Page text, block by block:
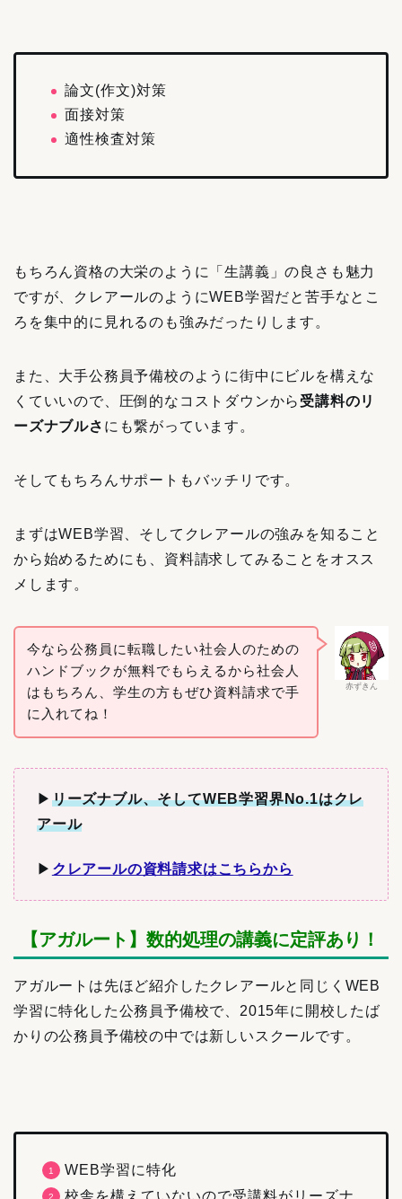
論文(作文)対策
面接対策
適性検査対策
もちろん資格の大栄のように「生講義」の良さも魅力
ですが、クレアールのようにWEB学習だと苦手なとこ
ろを集中的に見れるのも強みだったりします。
また、大手公務員予備校のように街中にビルを構えな
くていいので、圧倒的なコストダウンから 受講料のリ
ーズナブルさ にも繋がっています。
そしてもちろんサポートもバッチリです。
まずはWEB学習、そしてクレアールの強みを知ること
から始めるためにも、資料請求してみることをオスス
メします。
赤ずきん
今なら公務員に転職したい社会人のための
ハンドブックが無料でもらえるから社会人
はもちろん、学生の方もぜひ資料請求で手
に入れてね！
▶︎ リーズナブル、そしてWEB学習界No.1はクレ
アール
▶︎ クレアールの資料請求はこちらから
【アガルート】数的処理の講義に定評あり！
アガルートは先ほど紹介したクレアールと同じくWEB
学習に特化した公務員予備校で、2015年に開校したば
かりの公務員予備校の中では新しいスクールです。
WEB学習に特化